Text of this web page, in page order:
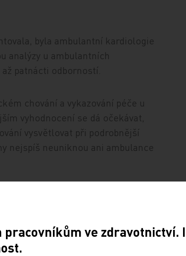
byla ambulantní kardiologie
analýzy u ambulantních
patnácti odborností.
chování a vykazování péče u
vyhodnocení se dá očekávat,
vysvětlovat při podrobnější
nejspíš neuniknou ani ambulance
pracovníkům ve zdravotnictví.